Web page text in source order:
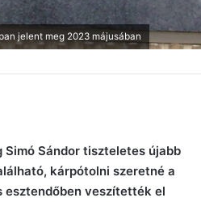
jelent meg 2023 májusában
Sándor tiszteletes újabb
kárpótolni szeretné a
esztendőben veszítették el